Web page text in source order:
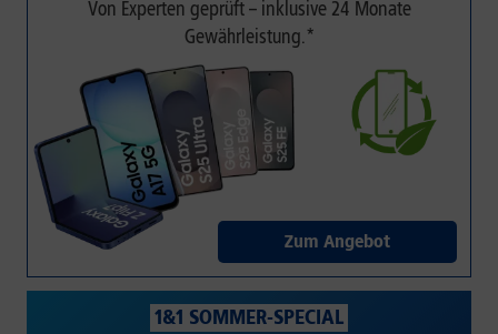
Von Experten geprüft – inklusive 24 Monate
Gewährleistung.*
Zum Angebot
1&1 SOMMER-SPECIAL